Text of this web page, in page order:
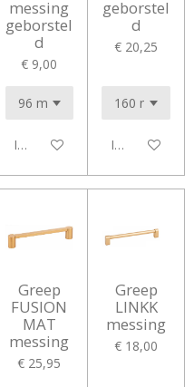
messing
geborstel
d
€ 9,00
In winkelwagen
geborstel
d
€ 20,25
In
Greep
FUSION
MAT
messing
€ 25,95
Greep
LINKK
messing
€ 18,00